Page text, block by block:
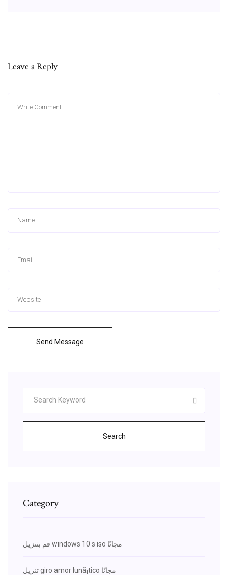
Leave a Reply
Send Message
Search
Category
قم بتنزيل windows 10 s iso مجانًا
تنزيل giro amor lunã¡tico مجانًا